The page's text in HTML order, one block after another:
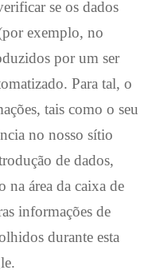
se os dados
exemplo, no
por um ser
Para tal, o
tais como o seu
no nosso sítio
de dados,
área da caixa de
informações de
durante esta